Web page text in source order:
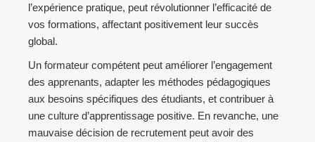
l’expérience pratique, peut révolutionner l’efficacité de
vos formations, affectant positivement leur succès
global.
Un formateur compétent peut améliorer l’engagement
des apprenants, adapter les méthodes pédagogiques
aux besoins spécifiques des étudiants, et contribuer à
une culture d’apprentissage positive. En revanche, une
mauvaise décision de recrutement peut avoir des